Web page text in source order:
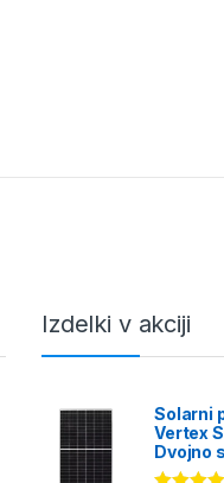
Izdelki v akciji
Solarni
Vertex
Dvojno